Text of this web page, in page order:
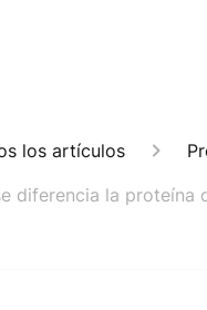
los artículos
diferencia la